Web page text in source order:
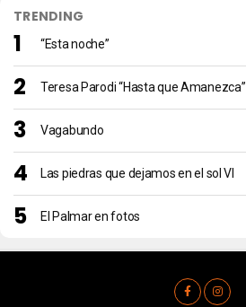
TRENDING
“Esta noche”
Teresa Parodi “Hasta que Amanezca”
Vagabundo
Las piedras que dejamos en el sol VI
El Palmar en fotos